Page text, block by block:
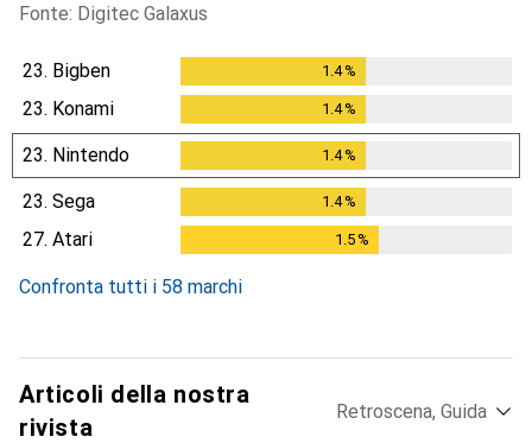
Fonte: Digitec Galaxus
23. Bigben 1.4%
23. Konami 1.4%
23. Nintendo 1.4%
23. Sega 1.4%
27. Atari 1.5%
Confronta tutti i 58 marchi
Articoli della nostra
rivista
Retroscena, Guida